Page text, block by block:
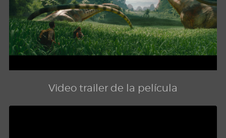
Video trailer de la película